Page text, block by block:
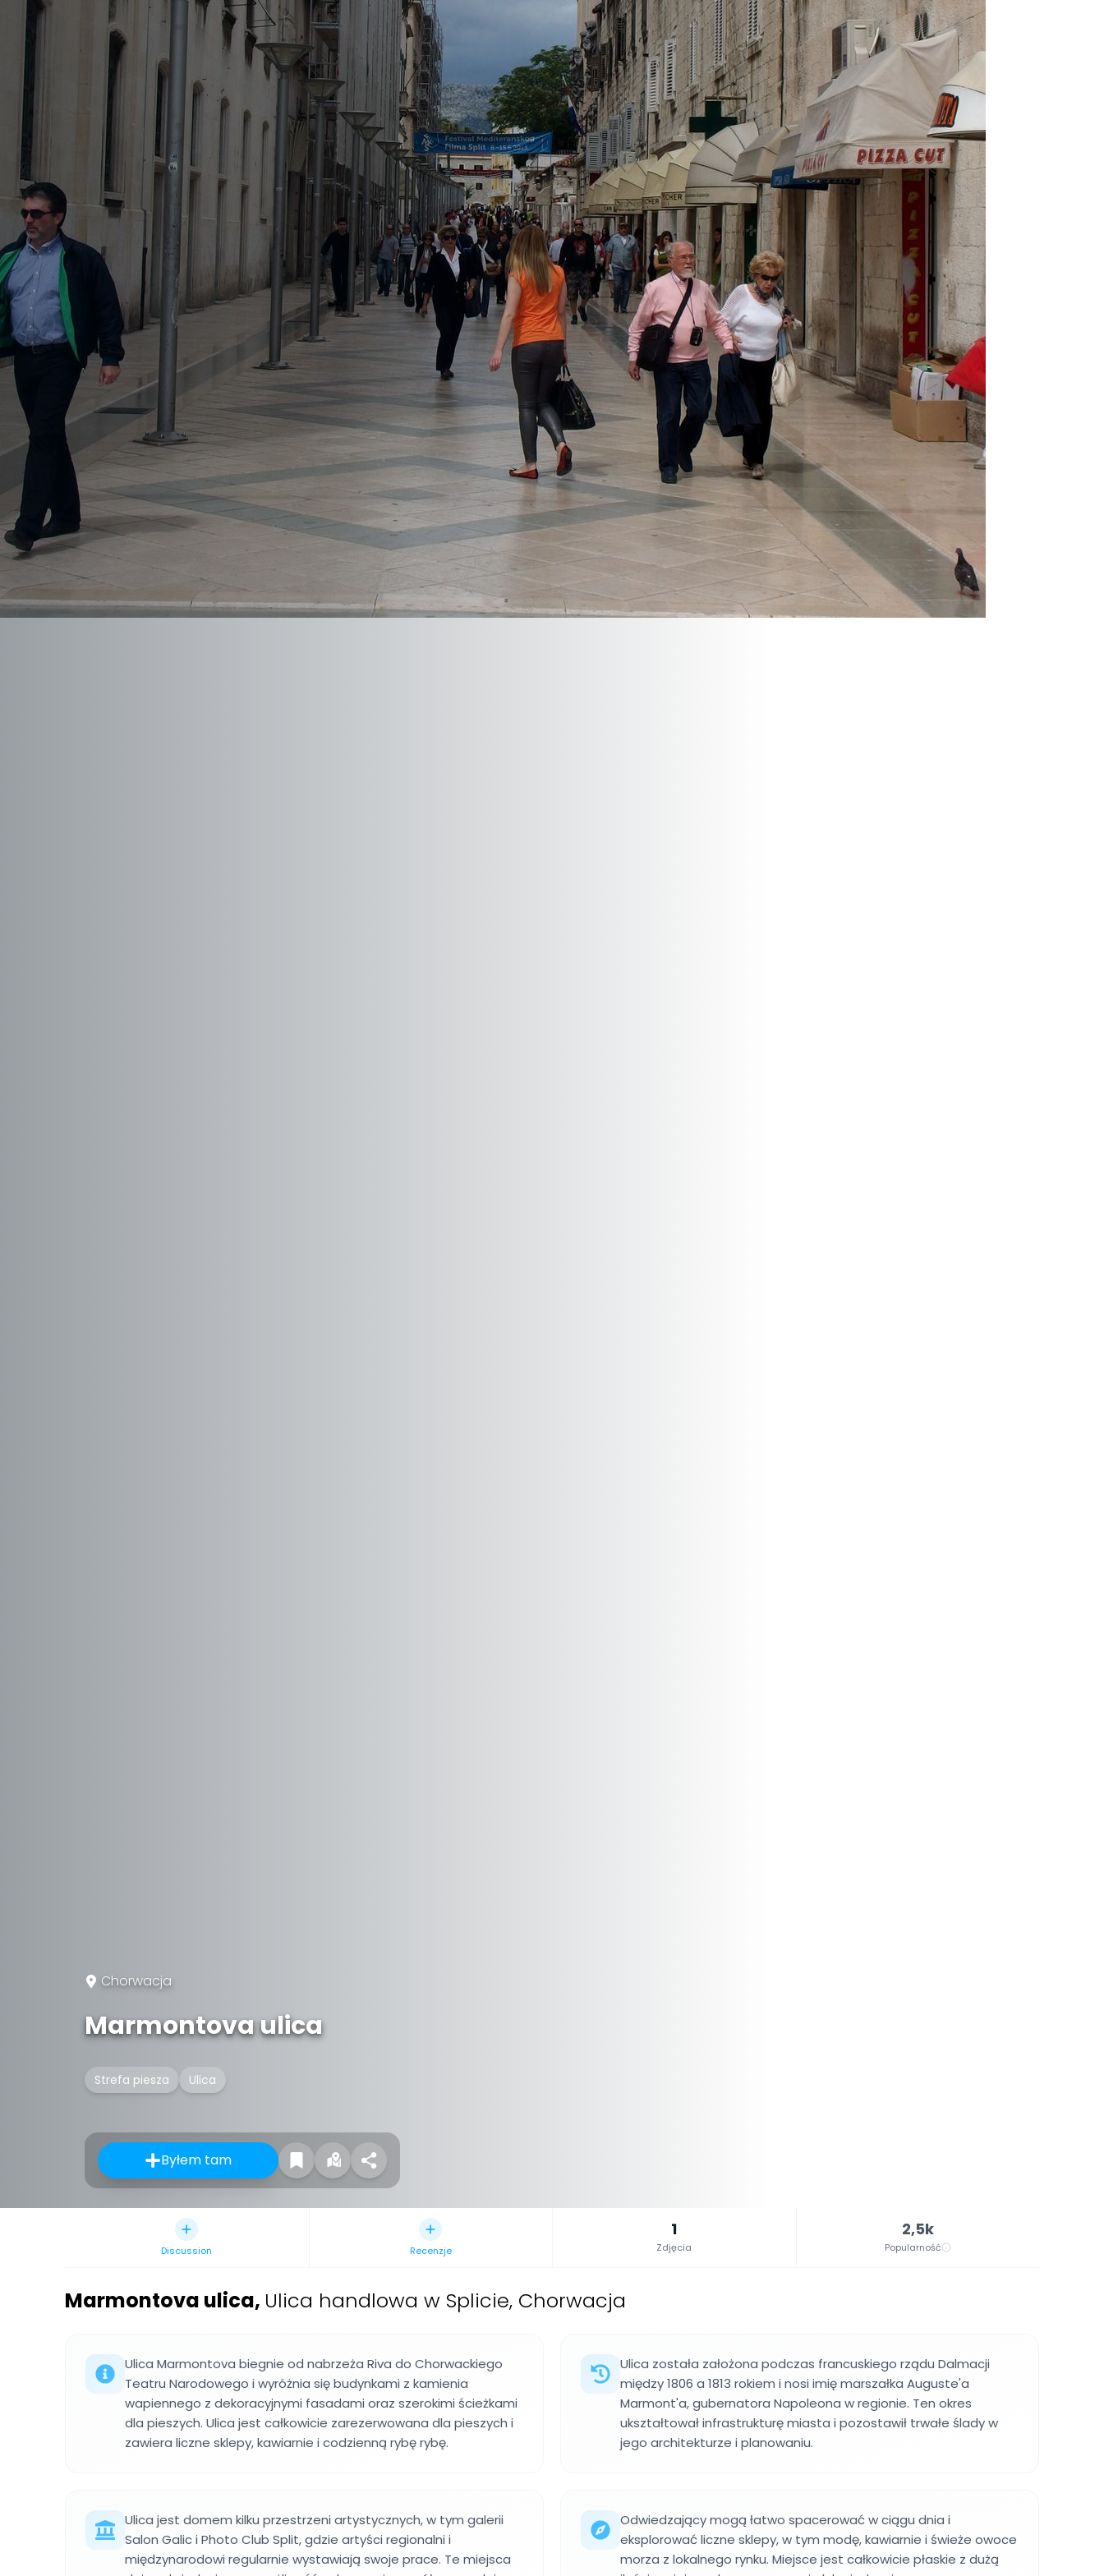
Chorwacja
Marmontova ulica
Strefa piesza Ulica
Byłem tam
Discussion Recenzje
1
Zdjęcia
2,5k
Popularność
Marmontova ulica, Ulica handlowa w Splicie, Chorwacja
Ulica Marmontova biegnie od nabrzeża Riva do Chorwackiego
Teatru Narodowego i wyróżnia się budynkami z kamienia
wapiennego z dekoracyjnymi fasadami oraz szerokimi ścieżkami
dla pieszych. Ulica jest całkowicie zarezerwowana dla pieszych i
zawiera liczne sklepy, kawiarnie i codzienną rybę rybę.
Ulica została założona podczas francuskiego rządu Dalmacji
między 1806 a 1813 rokiem i nosi imię marszałka Auguste'a
Marmont'a, gubernatora Napoleona w regionie. Ten okres
ukształtował infrastrukturę miasta i pozostawił trwałe ślady w
jego architekturze i planowaniu.
Ulica jest domem kilku przestrzeni artystycznych, w tym galerii
Salon Galic i Photo Club Split, gdzie artyści regionalni i
międzynarodowi regularnie wystawiają swoje prace. Te miejsca
Odwiedzający mogą łatwo spacerować w ciągu dnia i
eksplorować liczne sklepy, w tym modę, kawiarnie i świeże owoce
morza z lokalnego rynku. Miejsce jest całkowicie płaskie z dużą